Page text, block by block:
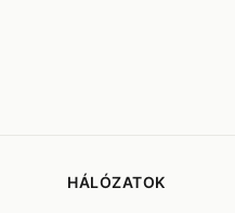
HÁLÓZATOK